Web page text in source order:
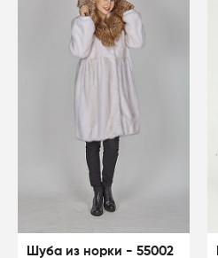
Шуба из норки - 55002